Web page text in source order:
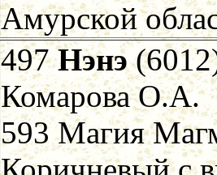
Амурской
497Нэнэ
Комарова О.А.
593 Магия